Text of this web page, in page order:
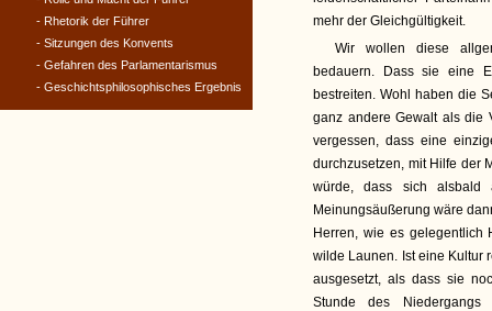
mehr der Gleichgültigkeit.
Wir wollen diese
bedauern. Dass sie eine
bestreiten. Wohl haben die
ganz andere Gewalt als die
vergessen, dass eine
durchzusetzen, mit Hilfe der
würde, dass sich
Meinungsäußerung wäre
Herren, wie es gelegentlich
wilde Launen. Ist eine Kultur
ausgesetzt, als dass sie
Stunde des
- Rhetorik der Führer
- Sitzungen des Konvents
- Gefahren des Parlamentarismus
- Geschichtsphilosophisches Ergebnis